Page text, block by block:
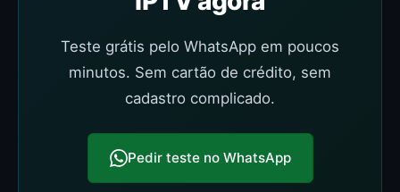
Teste grátis pelo WhatsApp em poucos
minutos. Sem cartão de crédito, sem
cadastro complicado.
Pedir teste no WhatsApp